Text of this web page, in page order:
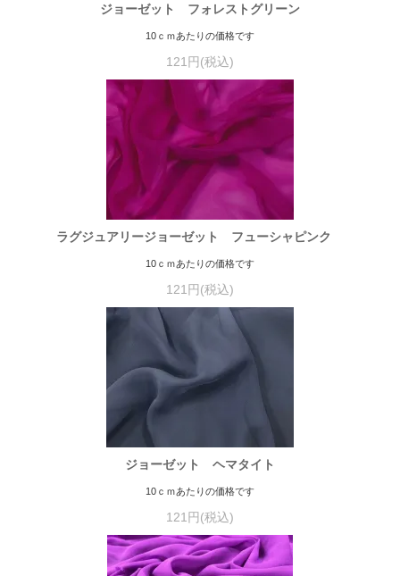
ジョーゼット フォレストグリーン
10ｃｍあたりの価格です
121円(税込)
ラグジュアリージョーゼット フューシャピンク
10ｃｍあたりの価格です
121円(税込)
ジョーゼット ヘマタイト
10ｃｍあたりの価格です
121円(税込)